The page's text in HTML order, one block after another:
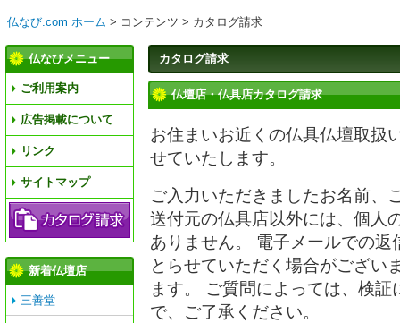
仏なび.com ホーム > コンテンツ > カタログ請求
カタログ請求
仏壇店・仏具店カタログ請求
お住まいお近くの仏具仏壇取扱
せていたします。
ご入力いただきましたお名前、
送付元の仏具店以外には、個人
ありません。 電子メールでの
とらせていただく場合がござい
ます。 ご質問によっては、検
で、ご了承ください。
仏なびメニュー
ご利用案内
広告掲載について
リンク
サイトマップ
新着仏壇店
三善堂